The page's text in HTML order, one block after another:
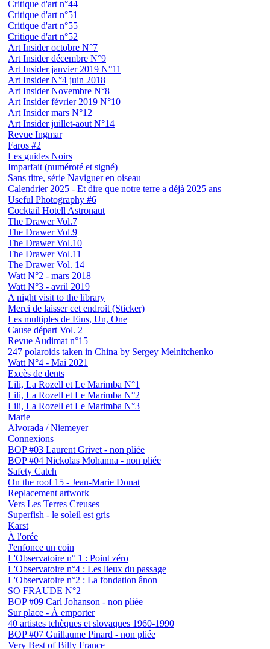
Critique d'art n°44
Critique d'art n°51
Critique d'art n°55
Critique d'art n°52
Art Insider octobre N°7
Art Insider décembre N°9
Art Insider janvier 2019 N°11
Art Insider N°4 juin 2018
Art Insider Novembre N°8
Art Insider février 2019 N°10
Art Insider mars N°12
Art Insider juillet-aout N°14
Revue Ingmar
Faros #2
Les guides Noirs
Imparfait (numéroté et signé)
Sans titre, série Naviguer en oiseau
Calendrier 2025 - Et dire que notre terre a déjà 2025 ans
Useful Photography #6
Cocktail Hotell Astronaut
The Drawer Vol.7
The Drawer Vol.9
The Drawer Vol.10
The Drawer Vol.11
The Drawer Vol. 14
Watt N°2 - mars 2018
Watt N°3 - avril 2019
A night visit to the library
Merci de laisser cet endroit (Sticker)
Les multiples de Eins, Un, One
Cause départ Vol. 2
Revue Audimat n°15
247 polaroids taken in China by Sergey Melnitchenko
Watt N°4 - Mai 2021
Excès de dents
Lili, La Rozell et Le Marimba N°1
Lili, La Rozell et Le Marimba N°2
Lili, La Rozell et Le Marimba N°3
Marie
Alvorada / Niemeyer
Connexions
BOP #03 Laurent Grivet - non pliée
BOP #04 Nickolas Mohanna - non pliée
Safety Catch
On the roof 15 - Jean-Marie Donat
Replacement artwork
Vers Les Terres Creuses
Superfish - le soleil est gris
Karst
À l'orée
J'enfonce un coin
L'Observatoire n° 1 : Point zéro
L'Observatoire n°4 : Les lieux du passage
L'Observatoire n°2 : La fondation ânon
SO FRAUDE N°2
BOP #09 Carl Johanson - non pliée
Sur place - À emporter
40 artistes tchèques et slovaques 1960-1990
BOP #07 Guillaume Pinard - non pliée
Very Best of Billy France